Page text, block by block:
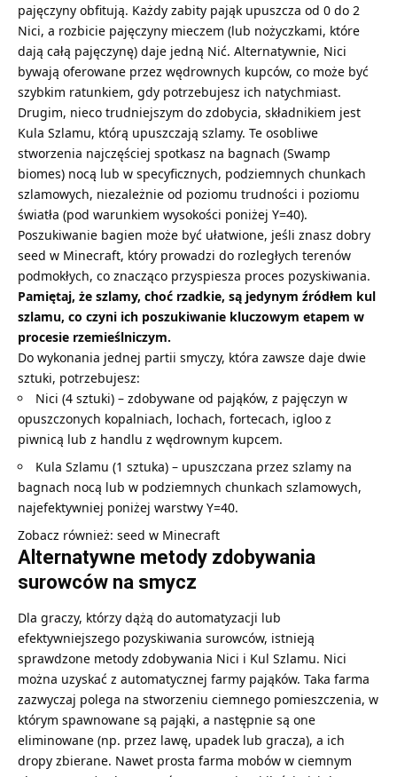
pajęczyny obfitują. Każdy zabity pająk upuszcza od 0 do 2
Nici, a rozbicie pajęczyny mieczem (lub nożyczkami, które
dają całą pajęczynę) daje jedną Nić. Alternatywnie, Nici
bywają oferowane przez wędrownych kupców, co może być
szybkim ratunkiem, gdy potrzebujesz ich natychmiast.
Drugim, nieco trudniejszym do zdobycia, składnikiem jest
Kula Szlamu, którą upuszczają szlamy. Te osobliwe
stworzenia najczęściej spotkasz na bagnach (Swamp
biomes) nocą lub w specyficznych, podziemnych chunkach
szlamowych, niezależnie od poziomu trudności i poziomu
światła (pod warunkiem wysokości poniżej Y=40).
Poszukiwanie bagien może być ułatwione, jeśli znasz dobry
seed w Minecraft, który prowadzi do rozległych terenów
podmokłych, co znacząco przyspiesza proces pozyskiwania.
Pamiętaj, że szlamy, choć rzadkie, są jedynym źródłem kul
szlamu, co czyni ich poszukiwanie kluczowym etapem w
procesie rzemieślniczym.
Do wykonania jednej partii smyczy, która zawsze daje dwie
sztuki, potrzebujesz:
Nici (4 sztuki) – zdobywane od pająków, z pajęczyn w
opuszczonych kopalniach, lochach, fortecach, igloo z
piwnicą lub z handlu z wędrownym kupcem.
Kula Szlamu (1 sztuka) – upuszczana przez szlamy na
bagnach nocą lub w podziemnych chunkach szlamowych,
najefektywniej poniżej warstwy Y=40.
Zobacz również: seed w Minecraft
Alternatywne metody zdobywania
surowców na smycz
Dla graczy, którzy dążą do automatyzacji lub
efektywniejszego pozyskiwania surowców, istnieją
sprawdzone metody zdobywania Nici i Kul Szlamu. Nici
można uzyskać z automatycznej farmy pająków. Taka farma
zazwyczaj polega na stworzeniu ciemnego pomieszczenia, w
którym spawnowane są pająki, a następnie są one
eliminowane (np. przez lawę, upadek lub gracza), a ich
dropy zbierane. Nawet prosta farma mobów w ciemnym